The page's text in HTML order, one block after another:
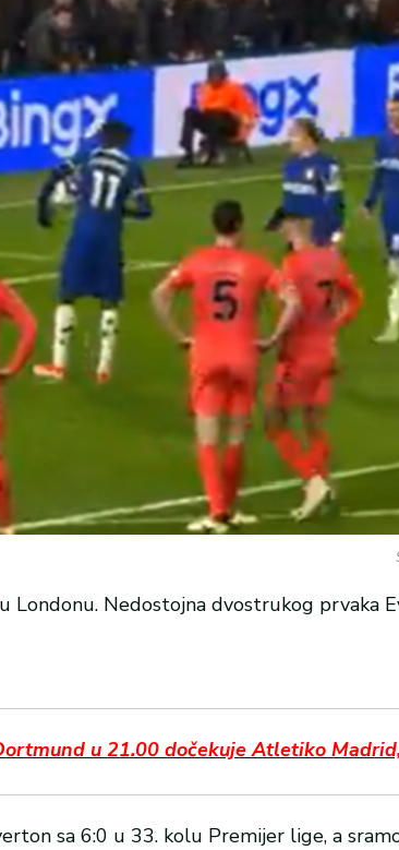
Londonu. Nedostojna dvostrukog prvaka
u 21.00 dočekuje Atletiko
sa 6:0 u 33. kolu Premijer lige, a